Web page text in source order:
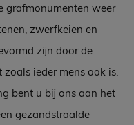
grafmonumenten weer
zwerfkeien en
zijn door de
ieder mens ook is.
bent u bij ons aan het
gezandstraalde